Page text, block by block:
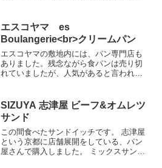
た。ただ、飽きそうな味をしているの
で、定番商品って飽きがこないよ...
エスコヤマ es
Boulangerie<br>クリームパン
エスコヤマの敷地内には、パン専門店も
ありました。残念ながら食パンは売り切
れていましたが、人気があると言われた
パンとクリームでした。パン生地が、昔
よく食べていたヤ...
SIZUYA 志津屋 ビーフ&オムレツ
サンド
この間食べたサンドイッチです。 志津屋
という京都に店舗展開をしている、パン
屋さんで購入しました。 ミックスサンド